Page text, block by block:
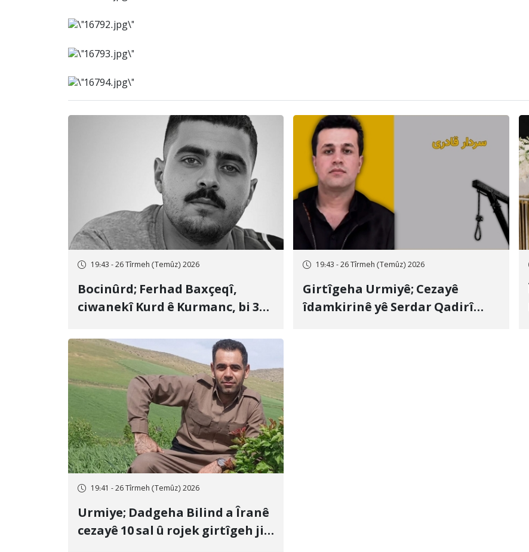
19:43 - 26 Tîrmeh (Temûz) 2026
Bocinûrd; Ferhad Baxçeqî,
ciwanekî Kurd ê Kurmanc, bi 3
cezakirin
19:43 - 26 Tîrmeh (Temûz) 2026
Girtîgeha Urmiyê; Cezayê
îdamkirinê yê Serdar Qadirî
19:41 - 26 Tîrmeh (Temûz) 2026
Urmiye; Dadgeha Bilind a Îranê
cezayê 10 sal û rojek girtîgeh ji